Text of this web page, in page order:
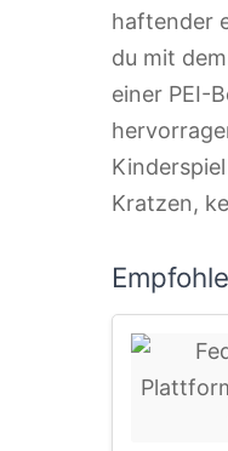
haftender
du mit
einer PEI-
Kratzen,